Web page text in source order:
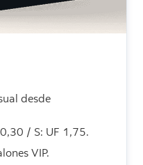
desde
/ S: UF 1,75.
VIP.